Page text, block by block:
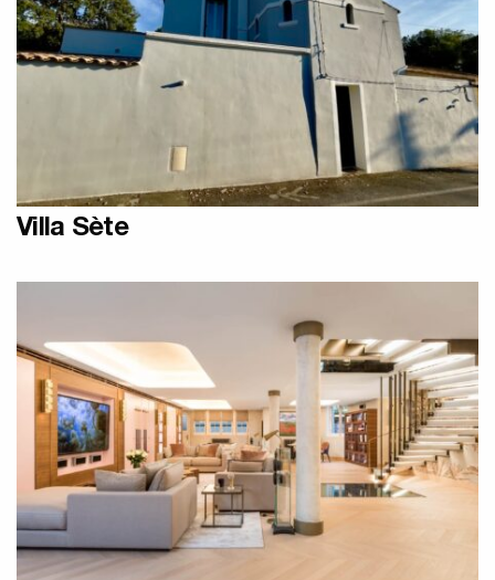
Radiateurs Belle Epoque
Villa Sète